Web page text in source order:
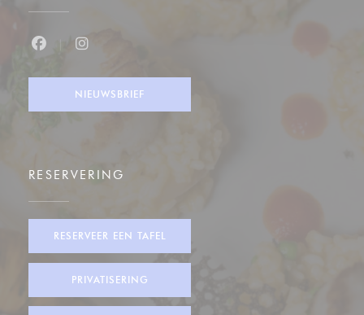
NIEUWSBRIEF
RESERVERING
RESERVEER EEN TAFEL
PRIVATISERING